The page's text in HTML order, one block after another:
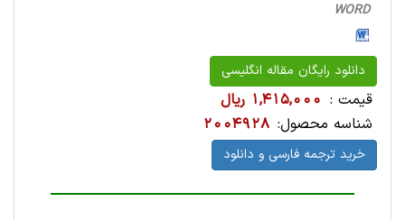
WORD
دانلود رایگان مقاله انگلیسی
قیمت : 1,415,000 ریال
شناسه محصول: 2004928
خرید ترجمه فارسی و دانلود